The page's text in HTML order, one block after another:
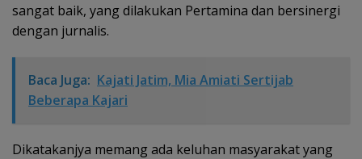
sangat baik, yang dilakukan Pertamina dan bersinergi
dengan jurnalis.
Baca Juga: Kajati Jatim, Mia Amiati Sertijab
Beberapa Kajari
Dikatakanjya memang ada keluhan masyarakat yang